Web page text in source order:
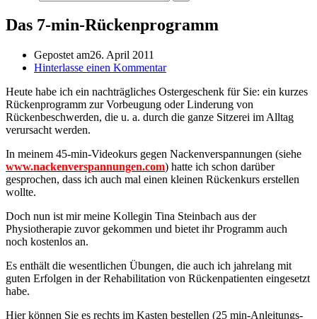
Das 7-min-Rückenprogramm
Gepostet am26. April 2011
Hinterlasse einen Kommentar
Heute habe ich ein nachträgliches Ostergeschenk für Sie: ein kurzes
Rückenprogramm zur Vorbeugung oder Linderung von
Rückenbeschwerden, die u. a. durch die ganze Sitzerei im Alltag
verursacht werden.
In meinem 45-min-Videokurs gegen Nackenverspannungen (siehe
www.nackenverspannungen.com) hatte ich schon darüber
gesprochen, dass ich auch mal einen kleinen Rückenkurs erstellen
wollte.
Doch nun ist mir meine Kollegin Tina Steinbach aus der
Physiotherapie zuvor gekommen und bietet ihr Programm auch
noch kostenlos an.
Es enthält die wesentlichen Übungen, die auch ich jahrelang mit
guten Erfolgen in der Rehabilitation von Rückenpatienten eingesetzt
habe.
Hier können Sie es rechts im Kasten bestellen (25 min-Anleitungs-